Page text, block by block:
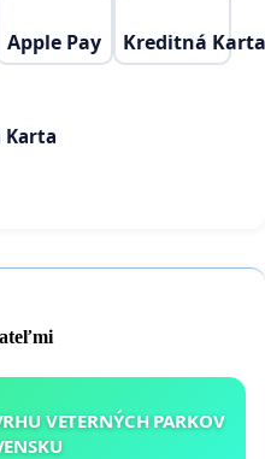
Apple Pay Kreditná Karta
Karta
VETERNÝCH PARKOV